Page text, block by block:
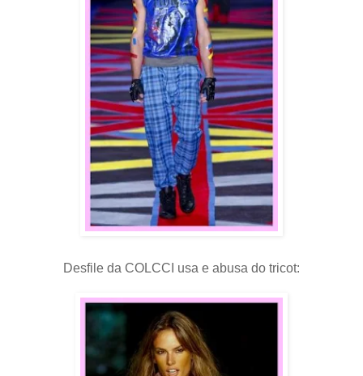
Desfile da COLCCI usa e abusa do tricot: